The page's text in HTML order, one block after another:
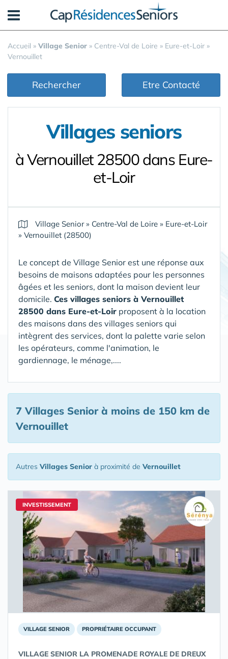
Accueil » Village Senior » Centre-Val de Loire » Eure-et-Loir »
Vernouillet
Rechercher Etre Contacté
Villages seniors
à Vernouillet 28500 dans Eure-
et-Loir
Village Senior» Centre-Val de Loire » Eure-et-Loir
» Vernouillet (28500)
Le concept de Village Senior est une réponse aux
besoins de maisons adaptées pour les personnes
âgées et les seniors, dont la maison devient leur
domicile. Ces villages seniors à Vernouillet
28500 dans Eure-et-Loir proposent à la location
des maisons dans des villages seniors qui
intègrent des services, dont la palette varie selon
les opérateurs, comme l'animation, le
gardiennage, le ménage,....
7 Villages Seniorà moins de 150 km de
Vernouillet
Autres Villages Senior à proximité de Vernouillet
INVESTISSEMENT
VILLAGE SENIOR PROPRIÉTAIRE OCCUPANT
VILLAGE SENIOR LA PROMENADE ROYALE DE DREUX